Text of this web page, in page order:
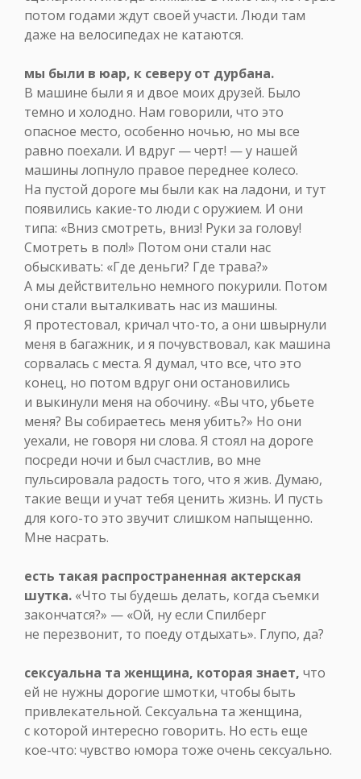
потом годами ждут своей участи. Люди там
даже на велосипедах не катаются.
мы были в юар, к северу от дурбана.
В машине были я и двое моих друзей. Было
темно и холодно. Нам говорили, что это
опасное место, особенно ночью, но мы все
равно поехали. И вдруг — черт! — у нашей
машины лопнуло правое переднее колесо.
На пустой дороге мы были как на ладони, и тут
появились какие-то люди с оружием. И они
типа: «Вниз смотреть, вниз! Руки за голову!
Смотреть в пол!» Потом они стали нас
обыскивать: «Где деньги? Где трава?»
А мы действительно немного покурили. Потом
они стали выталкивать нас из машины.
Я протестовал, кричал что-то, а они швырнули
меня в багажник, и я почувствовал, как машина
сорвалась с места. Я думал, что все, что это
конец, но потом вдруг они остановились
и выкинули меня на обочину. «Вы что, убьете
меня? Вы собираетесь меня убить?» Но они
уехали, не говоря ни слова. Я стоял на дороге
посреди ночи и был счастлив, во мне
пульсировала радость того, что я жив. Думаю,
такие вещи и учат тебя ценить жизнь. И пусть
для кого-то это звучит слишком напыщенно.
Мне насрать.
есть такая распространенная актерская
шутка. «Что ты будешь делать, когда съемки
закончатся?» — «Ой, ну если Спилберг
не перезвонит, то поеду отдыхать». Глупо, да?
сексуальна та женщина, которая знает, что
ей не нужны дорогие шмотки, чтобы быть
привлекательной. Сексуальна та женщина,
с которой интересно говорить. Но есть еще
кое-что: чувство юмора тоже очень сексуально.